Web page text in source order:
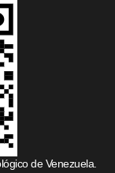
de Venezuela.